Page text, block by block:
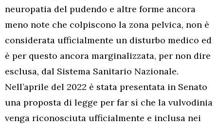
neuropatia del pudendo e altre forme ancora
meno note che colpiscono la zona pelvica, non è
considerata ufficialmente un disturbo medico ed
è per questo ancora marginalizzata, per non dire
esclusa, dal Sistema Sanitario Nazionale.
Nell’aprile del 2022 è stata presentata in Senato
una proposta di legge per far sì che la vulvodinia
venga riconosciuta ufficialmente e inclusa nei